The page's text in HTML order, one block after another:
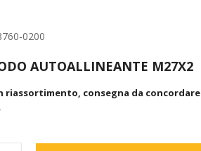
0200
AUTOALLINEANTE M27X2
riassortimento, consegna da concordare